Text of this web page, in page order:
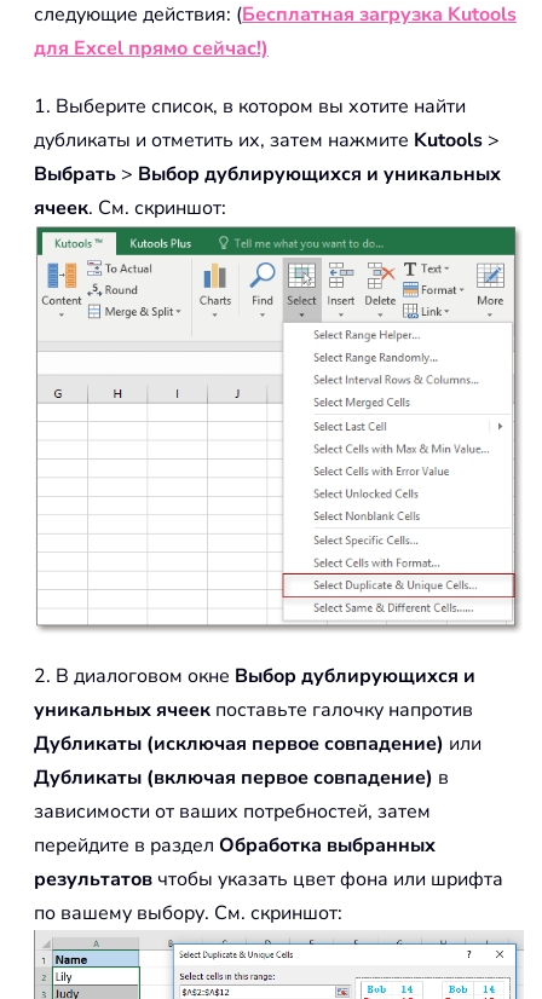
следующие действия: (Бесплатная загрузка Kutools
для Excel прямо сейчас!)
1. Выберите список, в котором вы хотите найти
дубликаты и отметить их, затем нажмите Kutools >
Выбрать > Выбор дублирующихся и уникальных
ячеек. См. скриншот:
2. В диалоговом окне Выбор дублирующихся и
уникальных ячеек поставьте галочку напротив
Дубликаты (исключая первое совпадение) или
Дубликаты (включая первое совпадение) в
зависимости от ваших потребностей, затем
перейдите в раздел Обработка выбранных
результатов чтобы указать цвет фона или шрифта
по вашему выбору. См. скриншот: